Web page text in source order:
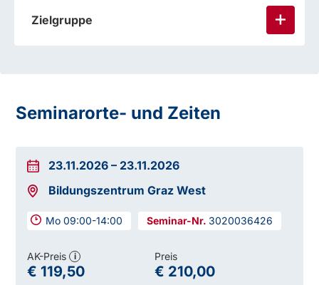
Zielgruppe
Seminarorte- und Zeiten
23.11.2026 – 23.11.2026
Bildungszentrum Graz West
Mo 09:00-14:00 3020036426
AK-Preis i
€ 119,50
Preis
€ 210,00